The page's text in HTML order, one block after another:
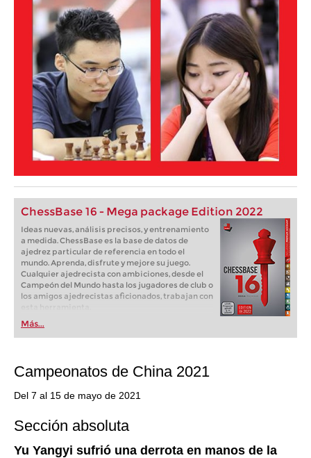
ChessBase 16 - Mega package Edition 2022
Ideas nuevas, análisis precisos, y entrenamiento
a medida. ChessBase es la base de datos de
ajedrez particular de referencia en todo el
mundo. Aprenda, disfrute y mejore su juego.
Cualquier ajedrecista con ambiciones, desde el
Campeón del Mundo hasta los jugadores de club o
los amigos ajedrecistas aficionados, trabajan con
Más...
Campeonatos de China 2021
Del 7 al 15 de mayo de 2021
Sección absoluta
Yu Yangyi sufrió una derrota en manos de la